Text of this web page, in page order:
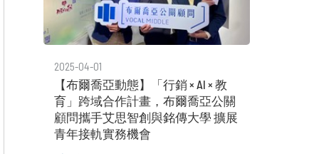
2025-04-01
【布爾喬亞動態】「行銷 × AI × 教
育」跨域合作計畫，布爾喬亞公關
顧問攜手艾思智創與銘傳大學 擴展
青年接軌實務機會